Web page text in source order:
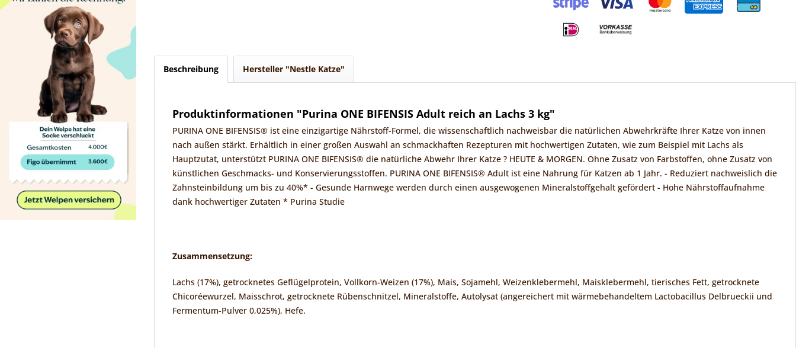
Beschreibung Hersteller "Nestle Katze"
Produktinformationen "Purina ONE BIFENSIS Adult reich an Lachs 3 kg"
PURINA ONE BIFENSIS® ist eine einzigartige Nährstoff-Formel, die wissenschaftlich nachweisbar die natürlichen Abwehrkräfte Ihrer Katze von innen
nach außen stärkt. Erhältlich in einer großen Auswahl an schmackhaften Rezepturen mit hochwertigen Zutaten, wie zum Beispiel mit Lachs als
Hauptzutat, unterstützt PURINA ONE BIFENSIS® die natürliche Abwehr Ihrer Katze ? HEUTE & MORGEN. Ohne Zusatz von Farbstoffen, ohne Zusatz von
künstlichen Geschmacks- und Konservierungsstoffen. PURINA ONE BIFENSIS® Adult ist eine Nahrung für Katzen ab 1 Jahr. - Reduziert nachweislich die
Zahnsteinbildung um bis zu 40%* - Gesunde Harnwege werden durch einen ausgewogenen Mineralstoffgehalt gefördert - Hohe Nährstoffaufnahme
dank hochwertiger Zutaten * Purina Studie
Zusammensetzung:
Lachs (17%), getrocknetes Geflügelprotein, Vollkorn-Weizen (17%), Mais, Sojamehl, Weizenklebermehl, Maisklebermehl, tierisches Fett, getrocknete
Chicoréewurzel, Maisschrot, getrocknete Rübenschnitzel, Mineralstoffe, Autolysat (angereichert mit wärmebehandeltem Lactobacillus Delbrueckii und
Fermentum-Pulver 0,025%), Hefe.